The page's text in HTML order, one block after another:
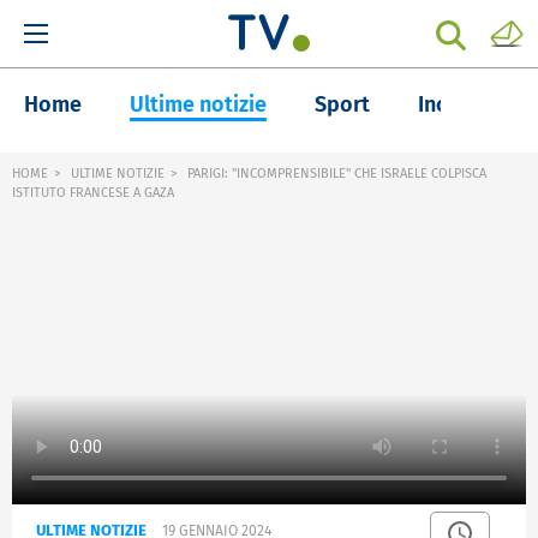
Home Ultime notizie Sport Inchieste
HOME ULTIME NOTIZIE
PARIGI: "INCOMPRENSIBILE" CHE ISRAELE COLPISCA
ISTITUTO FRANCESE A GAZA
ULTIME NOTIZIE 19 GENNAIO 2024